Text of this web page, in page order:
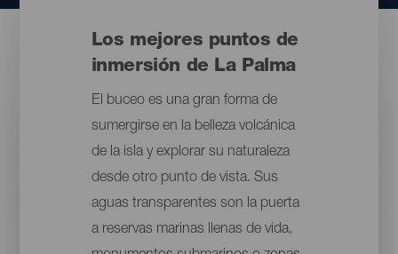
Los mejores puntos de
inmersión de La Palma
El buceo es una gran forma de
sumergirse en la belleza volcánica
de la isla y explorar su naturaleza
desde otro punto de vista. Sus
aguas transparentes son la puerta
a reservas marinas llenas de vida,